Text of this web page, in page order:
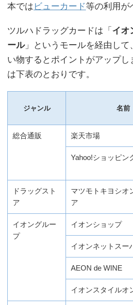
本では ビューカード等の利用が
ツルハドラッグカードは「 イオ
ール」というモールを経由して
い物するとポイントがアップし
は下表のとおりです。
ジャンル 名前
総合通販 楽天市場
Yahoo!ショッピン
ドラッグスト
ア
マツモトキヨシオ
ア
イオングルー
プ
イオンショップ
イオンネットスー
AEON de WINE
イオンスタイルオ